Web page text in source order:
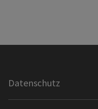
Datenschutz